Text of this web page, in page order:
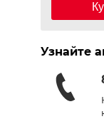
Узнайте